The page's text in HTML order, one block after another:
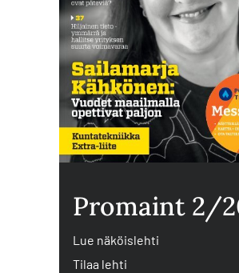
Promaint 2/
Lue näköislehti
Tilaa lehti